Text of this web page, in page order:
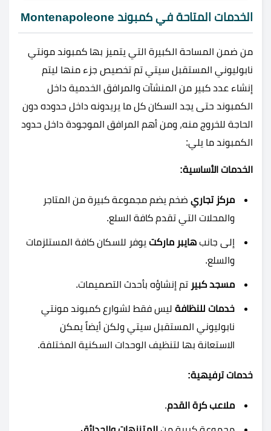
الخدمات المتاحة في كمبوند Montenapoleone
من ضمن المساحة الكبيرة التي يتميز بها كمبوند مونتي
نابوليوني المستقبل سيتي تم تخصيص جزء منها ليتم
إنشاء عدد كبير من المنشآت والمرافق الخدمية داخل
الكمبوند حتى يجد السكان كل ما يريدونه داخل حدوده دون
الحاجة للخروج منه، ومن أهم المرافق الموجودة داخل حدود
الكمبوند ما يلي:
الخدمات الأساسية:
مركز تجاري ضخم يضم مجموعة كبيرة من المتاجر
والمحلات التي تقدم كافة السلع.
إلى جانب هايبر ماركت يوفر للسكان كافة المستلزمات
والسلع.
مسجد كبير تم إنشاؤه بأحدث التصميمات.
خدمات للنظافة ليس فقط لشوارع كمبوند مونتي
نابوليوني المستقبل سيتي ولكن أيضاً يمكن
الاستعانة بها لتنظيف الوحدات السكنية المختلفة.
خدمات ترفيهية:
ملاعب كرة القدم.